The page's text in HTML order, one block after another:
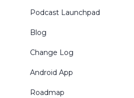
Podcast Launchpad
Blog
Change Log
Android App
Roadmap